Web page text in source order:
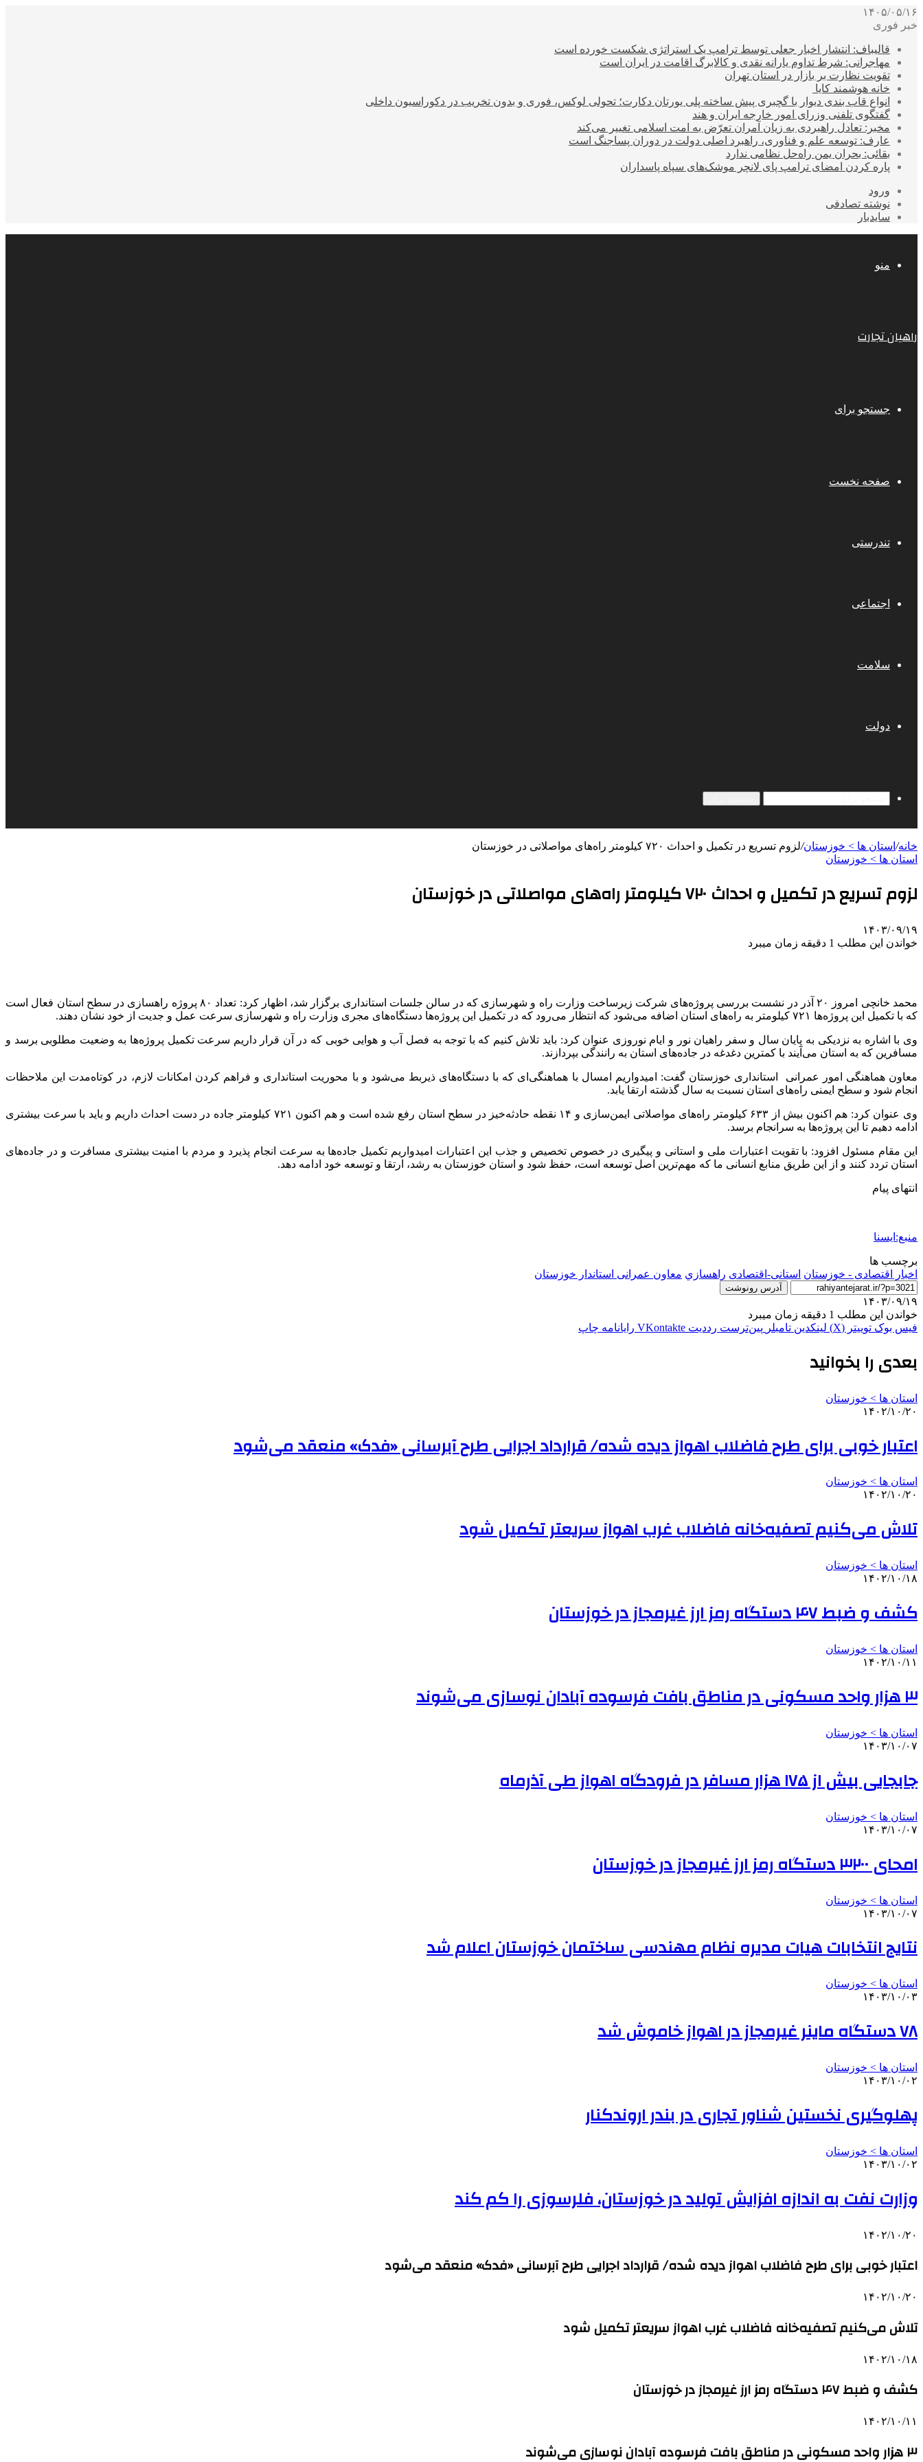
۱۴۰۵/۰۵/۱۶
خبر فوری
قالیباف: انتشار اخبار جعلی توسط ترامپ یک استراتژی شکست خورده است
مهاجرانی: شرط تداوم یارانه نقدی و کالابرگ اقامت در ایران است
تقویت نظارت بر بازار در استان تهران
خانه هوشمند کایا
انواع قاب بندی دیوار با گچبری پیش ساخته پلی یورتان دکارت؛ تحولی لوکس، فوری و بدون تخریب در دکوراسیون داخلی
گفتگوی تلفنی وزرای امور خارجه ایران و هند
مخبر: تعادل راهبردی به زیان آمران تعرّض به امت اسلامی تغییر می‌کند
عارف: توسعه علم و فناوری، راهبرد اصلی دولت در دوران پساجنگ است
بقائی: بحران یمن راه‌حل نظامی ندارد
پاره کردن امضای ترامپ پای لانچر موشک‌های سپاه پاسداران
ورود
نوشته تصادفی
سایدبار
منو
راهیان تجارت
جستجو برای
صفحه نخست
تندرستی
اجتماعی
سلامت
دولت
خانه/ استان ها > خوزستان/لزوم تسریع در تکمیل و احداث ۷۲۰ کیلومتر راه‌های مواصلاتی در خوزستان
استان ها > خوزستان
لزوم تسریع در تکمیل و احداث ۷۲۰ کیلومتر راه‌های مواصلاتی در خوزستان
۱۴۰۳/۰۹/۱۹
خواندن این مطلب 1 دقیقه زمان میبرد
محمد خانچی امروز ۲۰ آذر در نشست بررسی پروژه‌های شرکت زیرساخت وزارت راه و شهرسازی که در سالن جلسات استانداری برگزار شد، اظهار کرد: تعداد ۸۰ پروژه راهسازی در سطح استان فعال است
که با تکمیل این پروژه‌ها ۷۲۱ کیلومتر به راه‌های استان اضافه می‌شود که انتظار می‌رود که در تکمیل این پروژه‌ها دستگاه‌های مجری وزارت راه و شهرسازی سرعت عمل و جدیت از خود نشان دهند.
وی با اشاره به نزدیکی به پایان سال و سفر راهیان نور و ایام نوروزی عنوان کرد: باید تلاش کنیم که با توجه به فصل آب و هوایی خوبی که در آن قرار داریم سرعت تکمیل پروژه‌ها به وضعیت مطلوبی برسد و
مسافرین که به استان می‌آیند با کمترین دغدغه در جاده‌های استان به رانندگی بپردازند.
معاون هماهنگی امور عمرانی استانداری خوزستان گفت: امیدواریم امسال با هماهنگی‌ای که با دستگاه‌های ذیربط می‌شود و با محوریت استانداری و فراهم‌ کردن امکانات لازم، در کوتاه‌مدت این ملاحظات
انجام شود و سطح ایمنی راه‌های استان نسبت به سال گذشته ارتقا یابد.
وی عنوان کرد: هم اکنون بیش از ۶۳۳ کیلومتر راه‌های مواصلاتی ایمن‌سازی و ۱۴ نقطه حادثه‌خیز در سطح استان رفع شده است و هم اکنون ۷۲۱ کیلومتر جاده در دست احداث داریم و باید با سرعت بیشتری
ادامه دهیم تا این پروژه‌ها به سرانجام برسد.
این مقام مسئول افزود: با تقویت اعتبارات ملی و استانی و پیگیری در خصوص تخصیص و جذب این اعتبارات امیدواریم تکمیل جاده‌ها به سرعت انجام پذیرد و مردم با امنیت بیشتری مسافرت و در جاده‌های
استان تردد کنند و از این طریق منابع انسانی ما که مهم‌ترین اصل توسعه است، حفظ شود و استان خوزستان به رشد، ارتقا و توسعه خود ادامه دهد.
انتهای پیام
منبع:ایسنا
برچسب ها
اخبار اقتصادی - خوزستان استانی-اقتصادی راهسازي معاون عمرانی استاندار خوزستان
آدرس رونوشت
۱۴۰۳/۰۹/۱۹
خواندن این مطلب 1 دقیقه زمان میبرد
فیس بوک توییتر (X) لینکدین ‫تامبلر ‫پین‌ترست ‫رددیت ‫VKontakte رایانامه چاپ
بعدی را بخوانید
استان ها > خوزستان
۱۴۰۲/۱۰/۲۰
اعتبار خوبی برای طرح فاضلاب اهواز دیده شده/ قرارداد اجرایی طرح آبرسانی «فدک» منعقد می‌شود
استان ها > خوزستان
۱۴۰۲/۱۰/۲۰
تلاش می‌کنیم تصفیه‌خانه فاضلاب غرب اهواز سریعتر تکمیل شود
استان ها > خوزستان
۱۴۰۲/۱۰/۱۸
کشف و ضبط ۴۷ دستگاه رمز ارز غیرمجاز در خوزستان
استان ها > خوزستان
۱۴۰۲/۱۰/۱۱
۳ هزار واحد مسکونی در مناطق بافت فرسوده آبادان نوسازی می‌شوند
استان ها > خوزستان
۱۴۰۳/۱۰/۰۷
جابجایی بیش از ۱۷۵ هزار مسافر در فرودگاه اهواز طی آذرماه
استان ها > خوزستان
۱۴۰۳/۱۰/۰۷
امحای ۳۲۰۰ دستگاه رمز ارز غیرمجاز در خوزستان
استان ها > خوزستان
۱۴۰۳/۱۰/۰۷
نتایج انتخابات هیات مدیره نظام مهندسی ساختمان خوزستان اعلام شد
استان ها > خوزستان
۱۴۰۳/۱۰/۰۳
۷۸ دستگاه ماینر غیرمجاز در اهواز خاموش شد
استان ها > خوزستان
۱۴۰۳/۱۰/۰۲
پهلوگیری نخستین شناور تجاری در بندر اروندکنار
استان ها > خوزستان
۱۴۰۳/۱۰/۰۲
وزارت نفت به اندازه افزایش تولید در خوزستان، فلرسوزی را کم کند
۱۴۰۲/۱۰/۲۰
اعتبار خوبی برای طرح فاضلاب اهواز دیده شده/ قرارداد اجرایی طرح آبرسانی «فدک» منعقد می‌شود
۱۴۰۲/۱۰/۲۰
تلاش می‌کنیم تصفیه‌خانه فاضلاب غرب اهواز سریعتر تکمیل شود
۱۴۰۲/۱۰/۱۸
کشف و ضبط ۴۷ دستگاه رمز ارز غیرمجاز در خوزستان
۱۴۰۲/۱۰/۱۱
۳ هزار واحد مسکونی در مناطق بافت فرسوده آبادان نوسازی می‌شوند